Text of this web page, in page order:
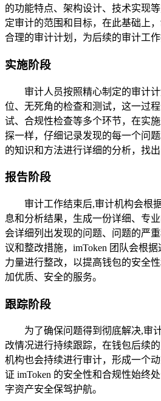
的功能特点、架构设计、技术实现
定审计的范围和目标，在此基础上
合理的审计计划，为后续的审计工作
实施阶段
审计人员按照精心制定的审计
位、无死角的检查和测试，这一过
试、合规性检查等多个环节，在实
探一样，仔细记录发现的每一个问
的知识和方法进行详细的分析，找
报告阶段
审计工作结束后,审计机构会根
息和分析结果，生成一份详细、专
会详细列出发现的问题、问题的严
议和整改措施，imToken 团队会根
力量进行整改，以提高钱包的安全
加优质、安全的服务。
跟踪阶段
为了确保问题得到彻底解决,审
改情况进行持续跟踪，在钱包后续
机构也会持续进行审计，形成一个
证 imToken 的安全性和合规性始终
字资产安全保驾护航。